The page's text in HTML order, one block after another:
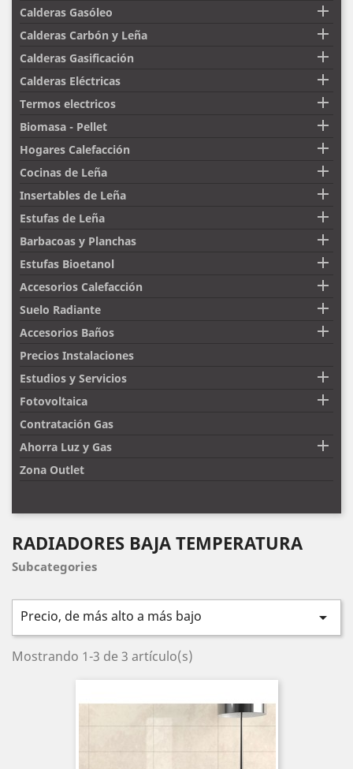
Calderas Gasóleo 
Calderas Carbón y Leña 
Calderas Gasificación 
Calderas Eléctricas 
Termos electricos 
Biomasa - Pellet 
Hogares Calefacción 
Cocinas de Leña 
Insertables de Leña 
Estufas de Leña 
Barbacoas y Planchas 
Estufas Bioetanol 
Accesorios Calefacción 
Suelo Radiante 
Accesorios Baños 
Precios Instalaciones
Estudios y Servicios

Fotovoltaica 
Contratación Gas
Ahorra Luz y Gas

Zona Outlet
RADIADORES BAJA TEMPERATURA
Subcategories
Precio, de más alto a más bajo 
Mostrando 1-3 de 3 artículo(s)